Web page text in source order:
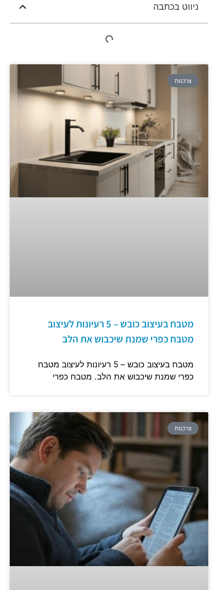
ניווט בכתבה
צרכנות
מטבח בעיצוב כובש – 5 רעיונות לעיצוב
מטבח כפרי שמנת שיכבוש את הלב
מטבח בעיצוב כובש – 5 רעיונות לעיצוב מטבח
כפרי שמנת שיכבוש את הלב. מטבח כפרי
צרכנות